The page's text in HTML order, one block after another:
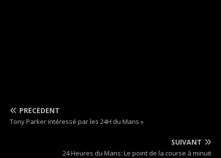
PRÉCÉDENT
Tony Parker intéressé par les 24H du Mans »
SUIVANT
24 Heures du Mans: Le point de la course à minuit